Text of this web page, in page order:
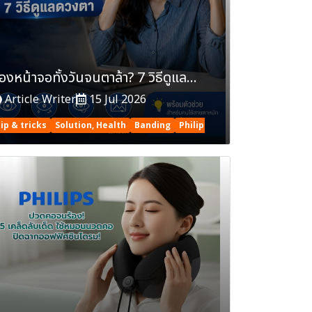
จ้องหน้าจอทั้งวันจนตาล้า? 7 วิธีดูแลดวงตาให้กลับมาสดชื่น
Article Writer 15 Jul 2026
& tricks Solution, Health Banding Philips Massager